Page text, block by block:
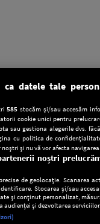
ca datele tale
585 stocăm și/sau accesăm
cookie unici pentru
sau gestiona alegerile dvs.
cu politica de
și nu vă vor afecta navigarea.
noștri
de geolocație. Scanarea
Stocarea și/sau
și conținut personalizat,
audienței și dezvoltarea serviciilor.